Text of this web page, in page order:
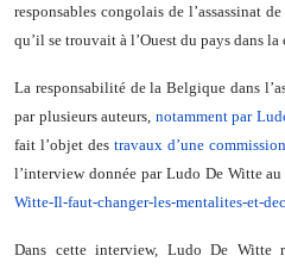
responsables congolais de l’assassinat
qu’il se trouvait à l’Ouest du pays dans la
La responsabilité de la Belgique dans
par plusieurs auteurs, notamment par
fait l’objet des travaux d’une
l’interview donnée par Ludo De Witte
Witte-Il-faut-changer-les-mentalites-et-
Dans cette interview, Ludo De Witte